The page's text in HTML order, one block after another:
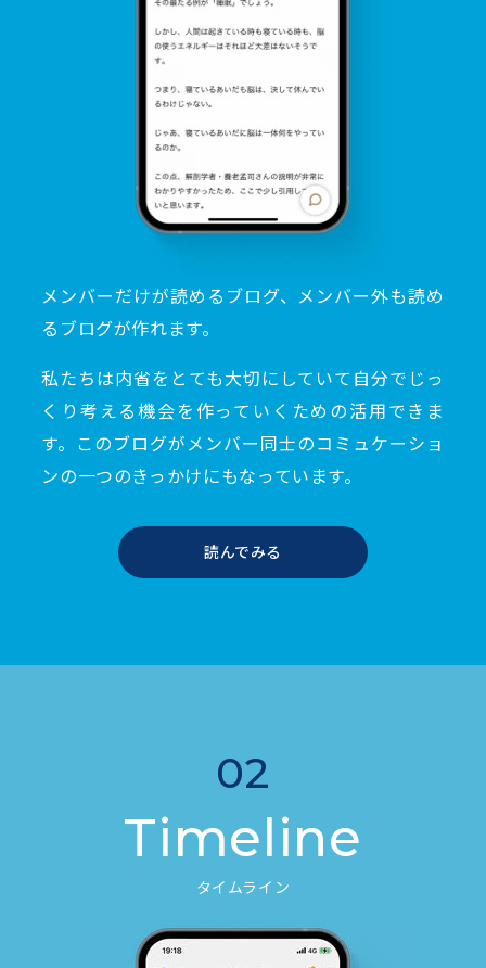
メンバーだけが読めるブログ、メンバー外も読め
るブログが作れます。
私たちは内省をとても大切にしていて自分でじっ
くり考える機会を作っていくための活用できま
す。このブログがメンバー同士のコミュケーショ
ンの一つのきっかけにもなっています。
読んでみる
02
Timeline
タイムライン